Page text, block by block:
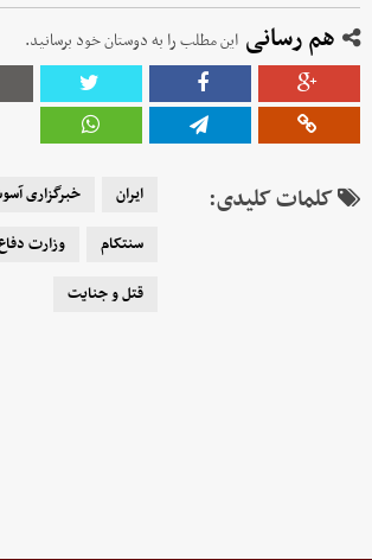
هم رسانی این مطلب را به دوستان خود برسانید.
کلمات کلیدی: ایران
خبرگزاری
سنتکام
وزارت
قتل و جنایت